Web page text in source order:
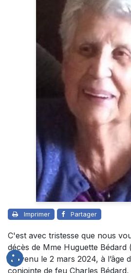
Imprimer Partager
C'est avec tristesse que nous
décès de Mme Huguette Bédard
survenu le 2 mars 2024, à l’âge
conjointe de feu Charles